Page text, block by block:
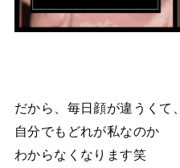
だから、毎日顔が違うくて、
自分でもどれが私なのか
わからなくなります笑